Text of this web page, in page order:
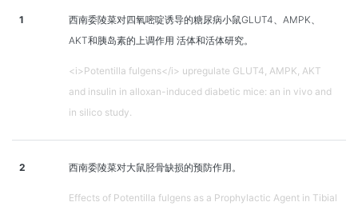
1
西南委陵菜对四氧嘧啶诱导的糖尿病小鼠GLUT4、AMPK、
AKT和胰岛素的上调作用 活体和活体研究。
<i>Potentilla fulgens</i> upregulate GLUT4, AMPK, AKT
and insulin in alloxan-induced diabetic mice: an in vivo and
in silico study.
2 西南委陵菜对大鼠胫骨缺损的预防作用。
Effects of Potentilla fulgens as a Prophylactic Agent in Tibial